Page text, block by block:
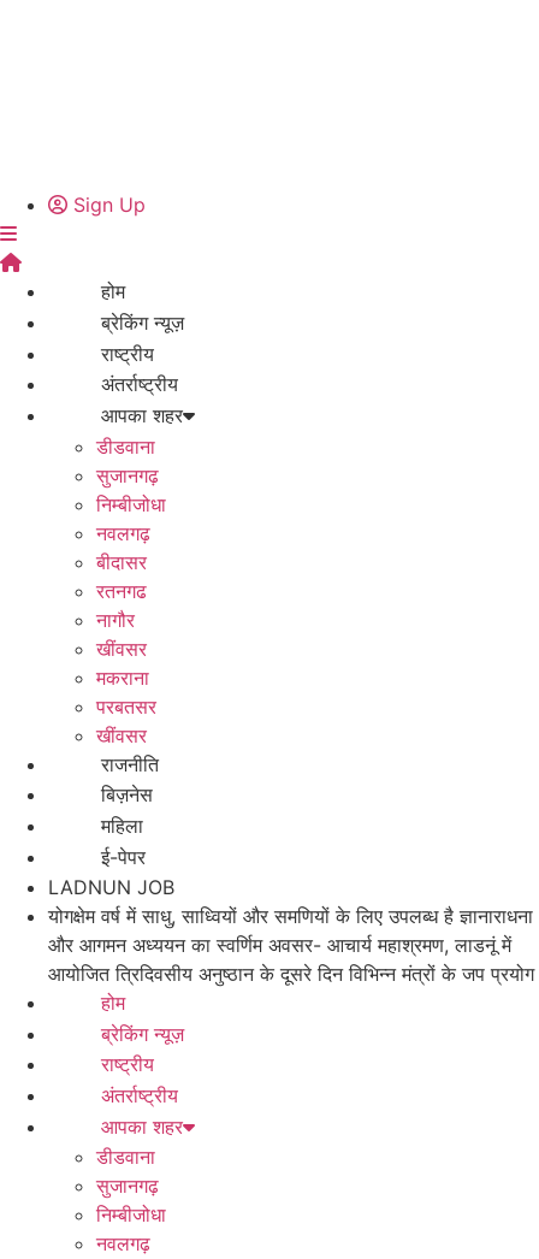
Sign Up
होम
ब्रेकिंग न्यूज़
राष्ट्रीय
अंतर्राष्ट्रीय
आपका शहर
डीडवाना
सुजानगढ़
निम्बीजोधा
नवलगढ़
बीदासर
रतनगढ
नागौर
खींवसर
मकराना
परबतसर
खींवसर
राजनीति
बिज़नेस
महिला
ई-पेपर
LADNUN JOB
योगक्षेम वर्ष में साधु, साध्वियों और समणियों के लिए उपलब्ध है ज्ञानाराधना
और आगमन अध्ययन का स्वर्णिम अवसर- आचार्य महाश्रमण, लाडनूं में
आयोजित त्रिदिवसीय अनुष्ठान के दूसरे दिन विभिन्न मंत्रों के जप प्रयोग
होम
ब्रेकिंग न्यूज़
राष्ट्रीय
अंतर्राष्ट्रीय
आपका शहर
डीडवाना
सुजानगढ़
निम्बीजोधा
नवलगढ़